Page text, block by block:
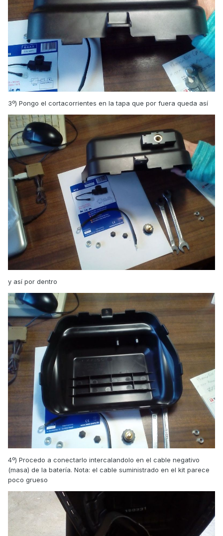
3º) Pongo el cortacorrientes en la tapa que por fuera queda así
y así por dentro
4º) Procedo a conectarlo intercalandolo en el cable negativo
(masa) de la batería. Nota: el cable suministrado en el kit parece
poco grueso